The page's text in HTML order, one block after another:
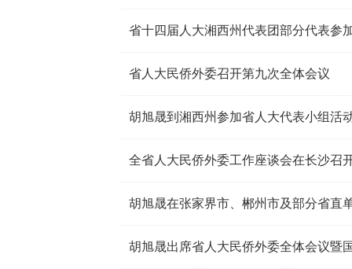
省十四届人大湘西州代表团部分代表参
省人大民侨外委召开第九次全体会议
胡旭晟到湘西州参加省人大代表小组活
全省人大民侨外委工作座谈会在长沙召
胡旭晟出席省人大民侨外委全体会议暨